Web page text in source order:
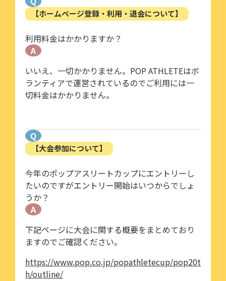
【ホームページ登録・利用・退会について】
利用料金はかかりますか？
A
いいえ、一切かかりません。POP ATHLETEはボ
ランティアで運営されているのでご利用には一
切料金はかかりません。
Q
【大会参加について】
今年のポップアスリートカップにエントリーし
たいのですがエントリー開始はいつからでしょ
うか？
A
下記ページに大会に関する概要をまとめており
ますのでご確認ください。
https://www.pop.co.jp/popathletecup/pop20t
h/outline/